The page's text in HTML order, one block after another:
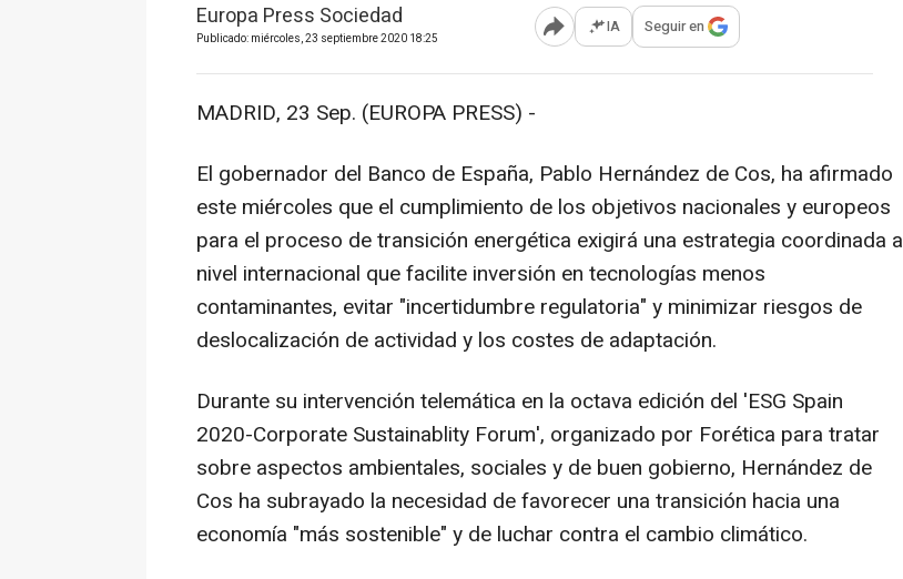
Europa Press Sociedad
Publicado: miércoles, 23 septiembre 2020 18:25 Abrir opciones para compartir
IA Seguir en
MADRID, 23 Sep. (EUROPA PRESS) -
El gobernador del Banco de España, Pablo Hernández de Cos, ha afirmado
este miércoles que el cumplimiento de los objetivos nacionales y europeos
para el proceso de transición energética exigirá una estrategia coordinada a
nivel internacional que facilite inversión en tecnologías menos
contaminantes, evitar "incertidumbre regulatoria" y minimizar riesgos de
deslocalización de actividad y los costes de adaptación.
Durante su intervención telemática en la octava edición del 'ESG Spain
2020-Corporate Sustainablity Forum', organizado por Forética para tratar
sobre aspectos ambientales, sociales y de buen gobierno, Hernández de
Cos ha subrayado la necesidad de favorecer una transición hacia una
economía "más sostenible" y de luchar contra el cambio climático.